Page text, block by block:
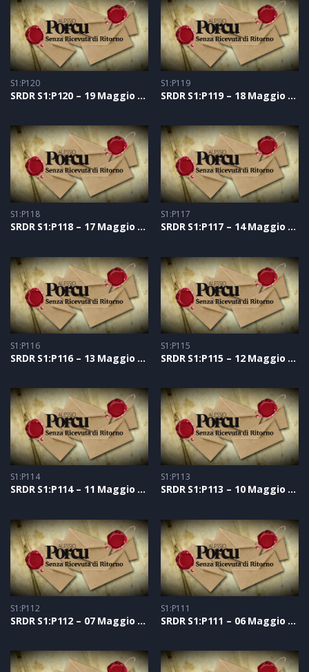
S1:P120
SRDR S1:P120 – 19 Maggio 2021
S1:P119
SRDR S1:P119 – 18 Maggio 2021
S1:P118
SRDR S1:P118 – 17 Maggio 2021
S1:P117
SRDR S1:P117 – 14 Maggio 2021
S1:P116
SRDR S1:P116 – 13 Maggio 2021
S1:P115
SRDR S1:P115 – 12 Maggio 2021
S1:P114
SRDR S1:P114 – 11 Maggio 2021
S1:P113
SRDR S1:P113 – 10 Maggio 2021
S1:P112
SRDR S1:P112 – 07 Maggio 2021
S1:P111
SRDR S1:P111 – 06 Maggio 2021